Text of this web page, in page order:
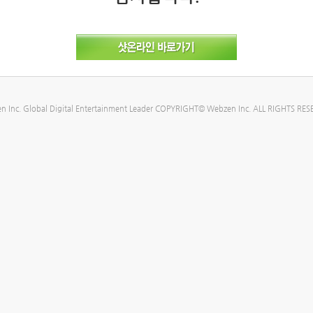
Inc. Global Digital Entertainment Leader COPYRIGHT© Webzen Inc. ALL RIGHTS